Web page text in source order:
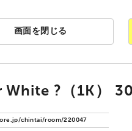
画面を閉じる
White ?（1K）
chintai/room/220047